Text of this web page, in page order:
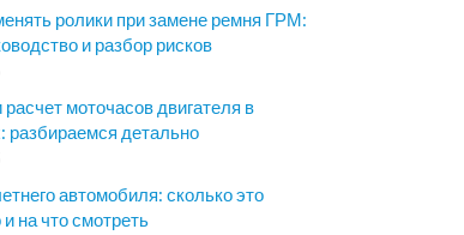
ролики при замене ремня ГРМ:
и разбор рисков
моточасов двигателя в
разбираемся детально
автомобиля: сколько это
на что смотреть